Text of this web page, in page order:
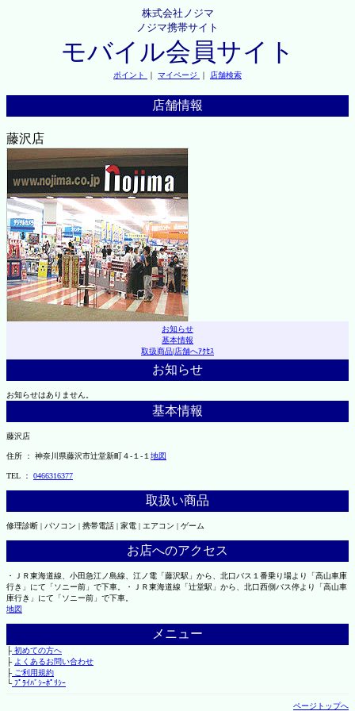
株式会社ノジマ
ノジマ携帯サイト
モバイル会員サイト
ポイント ｜ マイページ ｜ 店舗検索
店舗情報
藤沢店
お知らせ
基本情報
取扱商品|店舗へｱｸｾｽ
お知らせ
お知らせはありません。
基本情報
藤沢店
住所 ： 神奈川県藤沢市辻堂新町４-１-１ 地図
TEL ： 0466316377
取扱い商品
修理診断 | パソコン | 携帯電話 | 家電 | エアコン | ゲーム
お店へのアクセス
・ＪＲ東海道線、小田急江ノ島線、江ノ電「藤沢駅」から、北口バス１番乗り場より「高山車庫
行き」にて「ソニー前」で下車。・ＪＲ東海道線「辻堂駅」から、北口西側バス停より「高山車
庫行き」にて「ソニー前」で下車。
地図
メニュー
├初めての方へ
├ よくあるお問い合わせ
├ご利用規約
└ﾌﾟﾗｲﾊﾞｼｰﾎﾟﾘｼｰ
ページトップへ